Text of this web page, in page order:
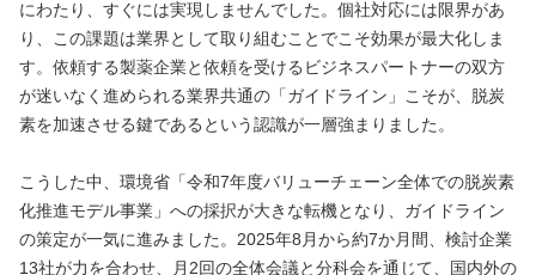
にわたり、すぐには実現しませんでした。個社対応には限界があ
り、この課題は業界として取り組むことでこそ効果が最大化しま
す。依頼する製薬企業と依頼を受けるビジネスパートナーの双方
が迷いなく進められる業界共通の「ガイドライン」こそが、脱炭
素を加速させる鍵であるという認識が一層強まりました。
こうした中、環境省「令和7年度バリューチェーン全体での脱炭素
化推進モデル事業」への採択が大きな転機となり、ガイドライン
の策定が一気に進みました。2025年8月から約7か月間、検討企業
13社が力を合わせ、月2回の全体会議と分科会を通じて、国内外の